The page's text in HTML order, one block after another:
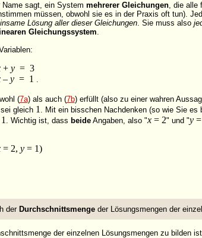
sagt, ein System mehrerer Gleichungen, die alle
müssen, obwohl sie es in der Praxis oft tun).
Lösung aller dieser Gleichungen. Sie muss also
Gleichungssystem.
+ y= 3
– y = 1 .
(7a) als auch (7b) erfüllt (also zu einer wahren
gleich 1 . Mit ein bisschen Nachdenken (so wie Sie es
. Wichtig ist, dass beideAngaben, also "x= 2" und "y=
= 2, y= 1)
der Durchschnittsmenge der Lösungsmengen der
der einzelnen Lösungsmengen zu bilden